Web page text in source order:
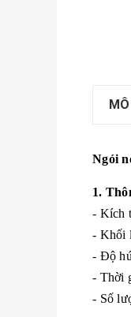
Ngói
1.
- Kích
- Khối
- Độ
- Thời
- Số